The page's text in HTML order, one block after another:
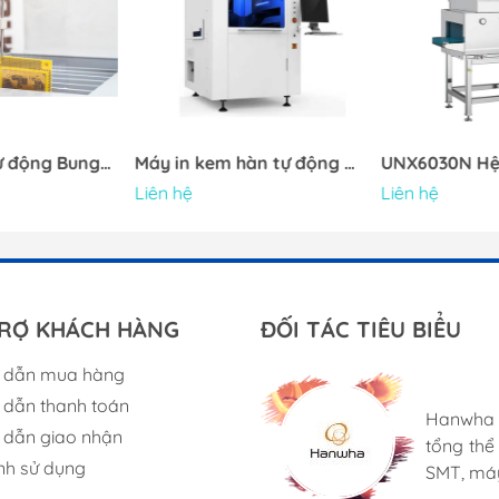
( Chuỗi
Bể mạ PCB tự động Bungard Multi-Coater
Máy in kem hàn tự động Neoden ND1
Liên hệ
Liên hệ
KHÁCH HÀNG
mua hàng
thanh toán
giao nhận
sử dụng
ĐỐI TÁC TIÊU BIỂU
bảng
nhỏ,
tiêu
trao
tổng
SMT,
Cung
tạo đặc
cho hình
suất
máy
R & D,
vừa và